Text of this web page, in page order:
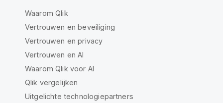
Waarom Qlik
Vertrouwen en beveiliging
Vertrouwen en privacy
Vertrouwen en AI
Waarom Qlik voor AI
Qlik vergelijken
Uitgelichte technologiepartners